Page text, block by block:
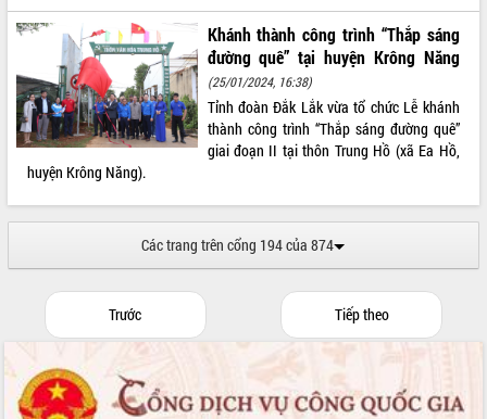
Khánh thành công trình “Thắp sáng
đường quê” tại huyện Krông Năng
(25/01/2024, 16:38)
Tỉnh đoàn Đắk Lắk vừa tổ chức Lễ khánh
thành công trình “Thắp sáng đường quê”
giai đoạn II tại thôn Trung Hồ (xã Ea Hồ,
huyện Krông Năng).
Các trang trên cổng 194 của 874
Trước Tiếp theo